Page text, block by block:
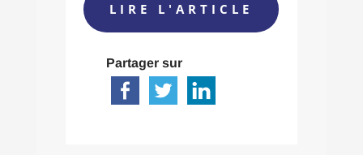
LIRE L'ARTICLE
Partager sur